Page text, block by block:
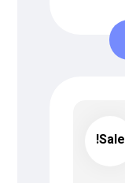
Sale!